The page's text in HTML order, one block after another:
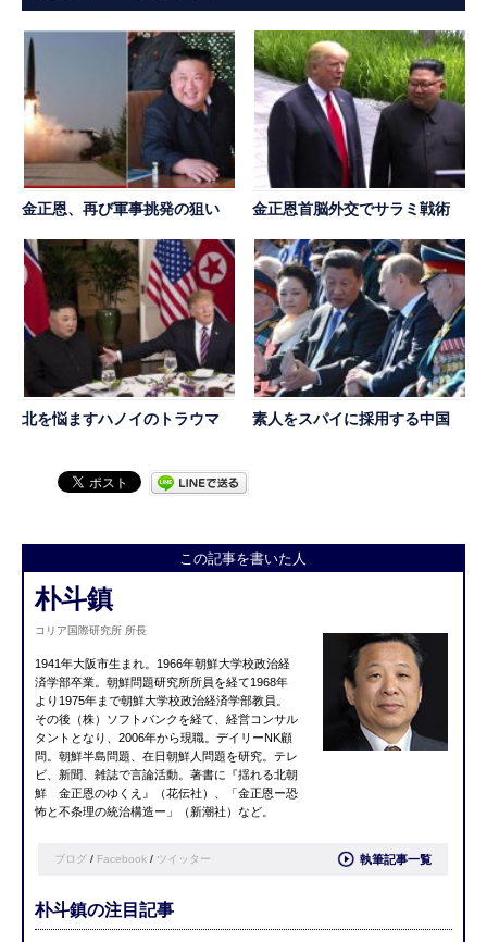
金正恩、再び軍事挑発の狙い 金正恩首脳外交でサラミ戦術
北を悩ますハノイのトラウマ 素人をスパイに採用する中国
この記事を書いた人
朴斗鎮
コリア国際研究所 所長
1941年大阪市生まれ。1966年朝鮮大学校政治経
済学部卒業。朝鮮問題研究所所員を経て1968年
より1975年まで朝鮮大学校政治経済学部教員。
その後（株）ソフトバンクを経て、経営コンサル
タントとなり、2006年から現職。デイリーNK顧
問。朝鮮半島問題、在日朝鮮人問題を研究。テレ
ビ、新聞、雑誌で言論活動。著書に『揺れる北朝
鮮 金正恩のゆくえ 』（花伝社）、「金正恩ー恐
怖と不条理の統治構造ー」（新潮社）など。
ブログ / Facebook / ツイッター 執筆記事一覧
朴斗鎮の注目記事